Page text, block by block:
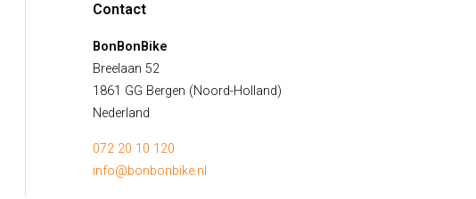
Contact
BonBonBike
Breelaan 52
1861 GG Bergen (Noord-Holland)
Nederland
072 20 10 120
info@bonbonbike.nl